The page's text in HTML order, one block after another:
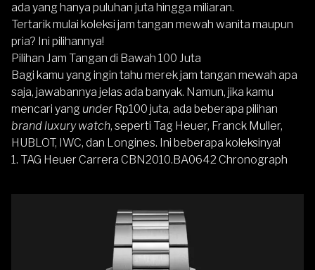
ada yang hanya puluhan juta hingga miliaran.
Tertarik mulai koleksi jam tangan mewah wanita maupun
pria? Ini pilihannya!
Pilihan Jam Tangan di Bawah 100 Juta
Bagi kamu yang ingin tahu merek jam tangan mewah apa
saja, jawabannya jelas ada banyak. Namun, jika kamu
mencari yang under Rp100 juta, ada beberapa pilihan
brandluxury watch, seperti Tag Heuer, Franck Muller,
HUBLOT, IWC, dan Longines. Ini beberapa koleksinya!
1. TAG Heuer Carrera CBN2010.BA0642 Chronograph